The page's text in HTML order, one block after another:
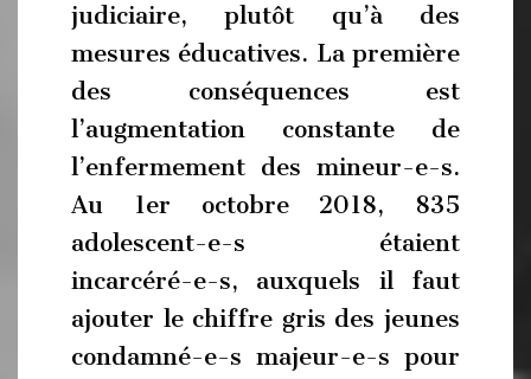
judiciaire, plutôt qu’à des
mesures éducatives. La première
des conséquences est
l’augmentation constante de
l’enfermement des mineur-e-s.
Au 1er octobre 2018, 835
adolescent-e-s étaient
incarcéré-e-s, auxquels il faut
ajouter le chiffre gris des jeunes
condamné-e-s majeur-e-s pour